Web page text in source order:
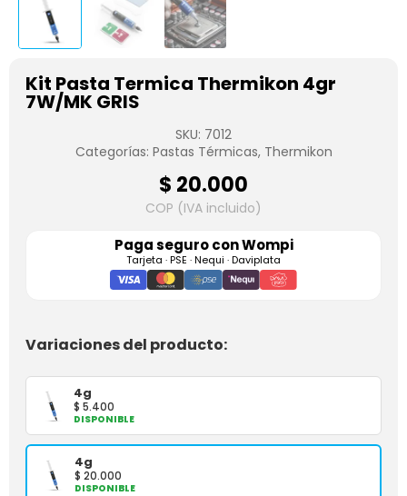
Kit Pasta Termica Thermikon 4gr
7W/MK GRIS
SKU: 7012
Categorías: Pastas Térmicas, Thermikon
$ 20.000
COP (IVA incluido)
Paga seguro conWompi
Tarjeta · PSE · Nequi · Daviplata
Variaciones del producto:
4g
$ 5.400
DISPONIBLE
4g
$ 20.000
DISPONIBLE